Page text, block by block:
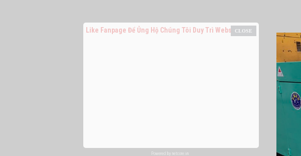
Like Fanpage Để Ủng Hộ Chúng Tôi Duy Trì Website
Powered by netcore.vn